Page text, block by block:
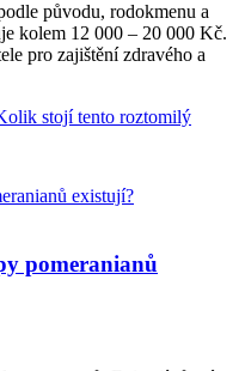
původu, rodokmenu a
kolem 12 000 – 20 000 Kč.
pro zajištění zdravého a
stojí tento roztomilý
pomeranianů